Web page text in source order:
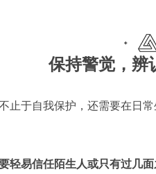
保持警觉，辨
止于自我保护，还需要在日
轻易信任陌生人或只有过几面